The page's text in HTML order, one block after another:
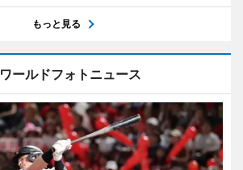
もっと見る
ワールドフォトニュース